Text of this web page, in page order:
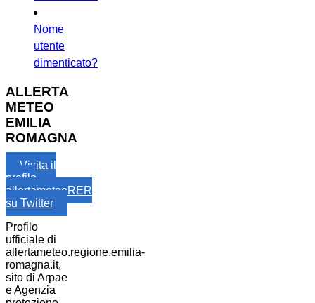
Nome
utente
dimenticato?
ALLERTA
METEO
EMILIA
ROMAGNA
Visita il
profilo
allertameteoRER
su Twitter
Profilo
ufficiale di
allertameteo.regione.emilia-
romagna.it,
sito di Arpae
e Agenzia